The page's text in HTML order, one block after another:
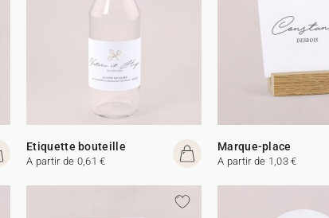
Etiquette bouteille
A partir de 0,61 €
Marque-place
A partir de 1,03 €